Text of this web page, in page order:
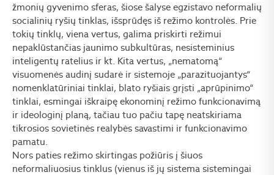
žmonių gyvenimo sferas, šiose šalyse egzistavo neformalių
socialinių ryšių tinklas, išsprūdęs iš režimo kontrolės. Prie
tokių tinklų, viena vertus, galima priskirti režimui
nepaklūstančias jaunimo subkultūras, nesisteminius
inteligentų ratelius ir kt. Kita vertus, „nematomą“
visuomenės audinį sudarė ir sistemoje „parazituojantys“
nomenklatūriniai tinklai, blato ryšiais grįsti „aprūpinimo“
tinklai, esmingai iškraipę ekonominį režimo funkcionavimą
ir ideologinį planą, tačiau tuo pačiu tapę neatskiriama
tikrosios sovietinės realybės savastimi ir funkcionavimo
pamatu.
Nors paties režimo skirtingas požiūris į šiuos
neformaliuosius tinklus (vienus iš jų sistema sistemingai